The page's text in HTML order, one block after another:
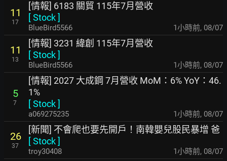
11
17
[情報] 6183 關貿 115年7月營收
[Stock]
BlueBird5566 1小時前, 08/07
11
13
[情報] 3231 緯創 115年7月營收
[Stock]
BlueBird5566 1小時前, 08/07
5
7
[情報] 2027 大成鋼 7月營收 MoM：6% YoY：46.
1%
[Stock]
a069275235 1小時前, 08/07
26
37
[新聞] 不會爬也要先開戶！南韓嬰兒股民暴增 爸
[Stock]
troy30408 1小時前, 08/07